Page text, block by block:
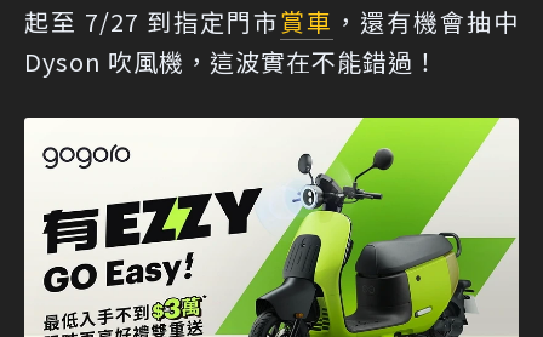
起至 7/27 到指定門市賞車 ，還有機會抽中
Dyson 吹風機，這波實在不能錯過！